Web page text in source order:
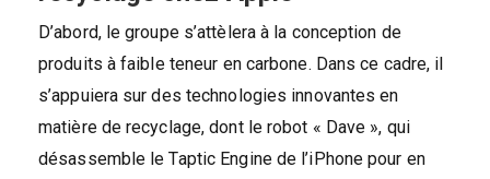
D’abord, le groupe s’attèlera à la conception de
produits à faible teneur en carbone. Dans ce cadre, il
s’appuiera sur des technologies innovantes en
matière de recyclage, dont le robot « Dave », qui
désassemble le Taptic Engine de l’iPhone pour en